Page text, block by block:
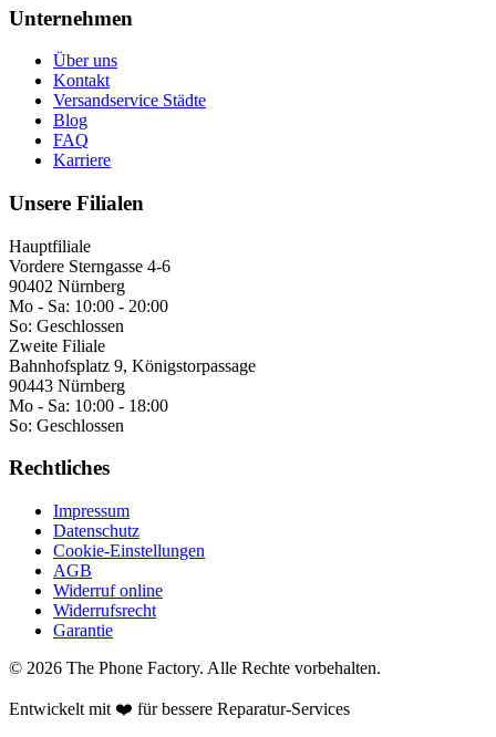
Unternehmen
Über uns
Kontakt
Versandservice Städte
Blog
FAQ
Karriere
Unsere Filialen
Hauptfiliale
Vordere Sterngasse 4-6
90402 Nürnberg
Mo - Sa: 10:00 - 20:00
So: Geschlossen
Zweite Filiale
Bahnhofsplatz 9, Königstorpassage
90443 Nürnberg
Mo - Sa: 10:00 - 18:00
So: Geschlossen
Rechtliches
Impressum
Datenschutz
Cookie-Einstellungen
AGB
Widerruf online
Widerrufsrecht
Garantie
© 2026 The Phone Factory. Alle Rechte vorbehalten.
Entwickelt mit ❤️ für bessere Reparatur-Services